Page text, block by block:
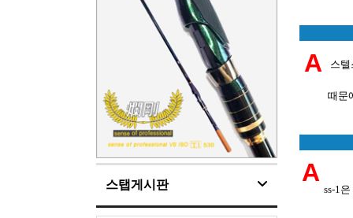
스탭게시판
A
스
때문
A
ss-1